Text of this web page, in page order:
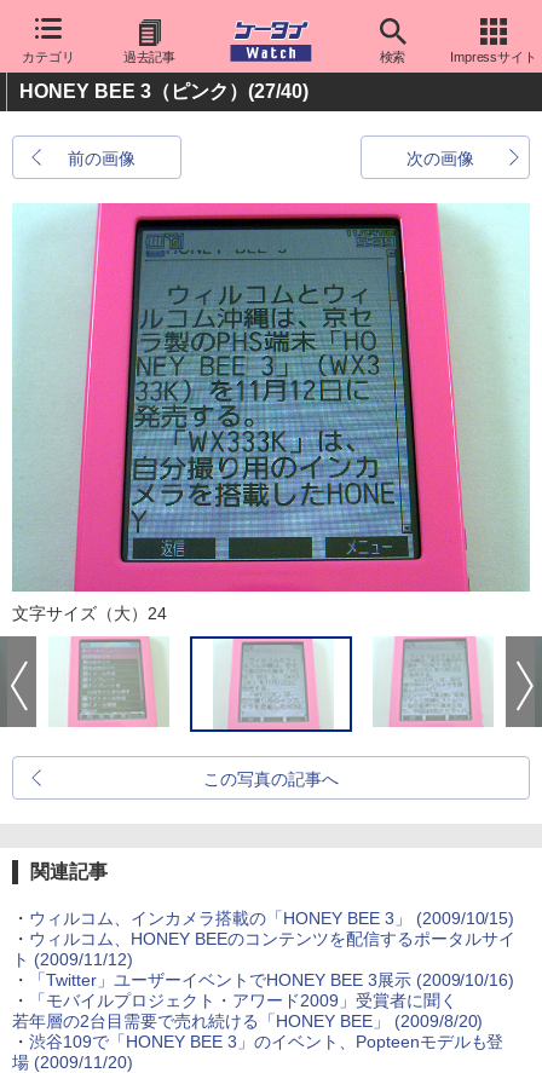
カテゴリ 過去記事 検索 Impressサイト
HONEY BEE 3（ピンク） (27/40)
前の画像 次の画像
文字サイズ（大）24
この写真の記事へ
関連記事
・ ウィルコム、インカメラ搭載の「HONEY BEE 3」
(2009/10/15)
・ ウィルコム、HONEY BEEのコンテンツを配信するポータルサイ
ト (2009/11/12)
・
「Twitter」ユーザーイベントでHONEY BEE 3展示(2009/10/16)
・
「モバイルプロジェクト・アワード2009」受賞者に聞く
若年層の2台目需要で売れ続ける「HONEY BEE」
(2009/8/20)
・ 渋谷109で「HONEY BEE 3」のイベント、Popteenモデルも登
場 (2009/11/20)